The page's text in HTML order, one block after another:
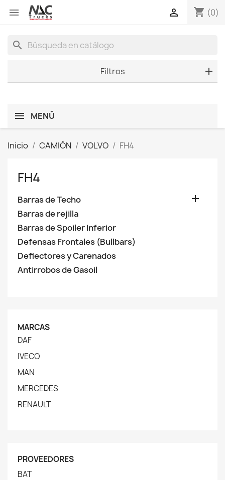
 shopping_cart (0)

search
Filtros
MENÚ
Inicio CAMIÓN VOLVO FH4
FH4
Barras de Techo 
Barras de rejilla
Barras de Spoiler Inferior
Defensas Frontales (Bullbars)
Deflectores y Carenados
Antirrobos de Gasoil
MARCAS
DAF
IVECO
MAN
MERCEDES
RENAULT
PROVEEDORES
BAT